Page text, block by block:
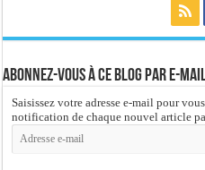
Abonnez-vous à ce blog par e-
Saisissez votre adresse e-mail pour
notification de chaque nouvel article
Adresse
e-